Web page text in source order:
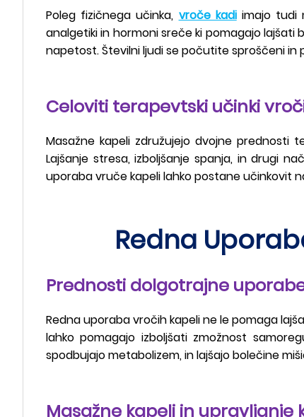
Poleg fizičnega učinka, vroče kadiimajo tudi
analgetiki in hormoni sreče ki pomagajo lajšati
napetost. Številni ljudi se počutite sproščeni in
Celoviti terapevtski učinki
Masažne kapeli združujejo dvojne prednosti
Lajšanje stresa, izboljšanje spanja, in drugi
uporaba vruče kapeli lahko postane učinkovit
Redna
Prednosti dolgotrajne
Redna uporaba vročih kapeli ne le pomaga
lahko pomagajo izboljšati zmožnost
spodbujajo metabolizem, in lajšajo bolečine
Masažne kapeli in upravljanje